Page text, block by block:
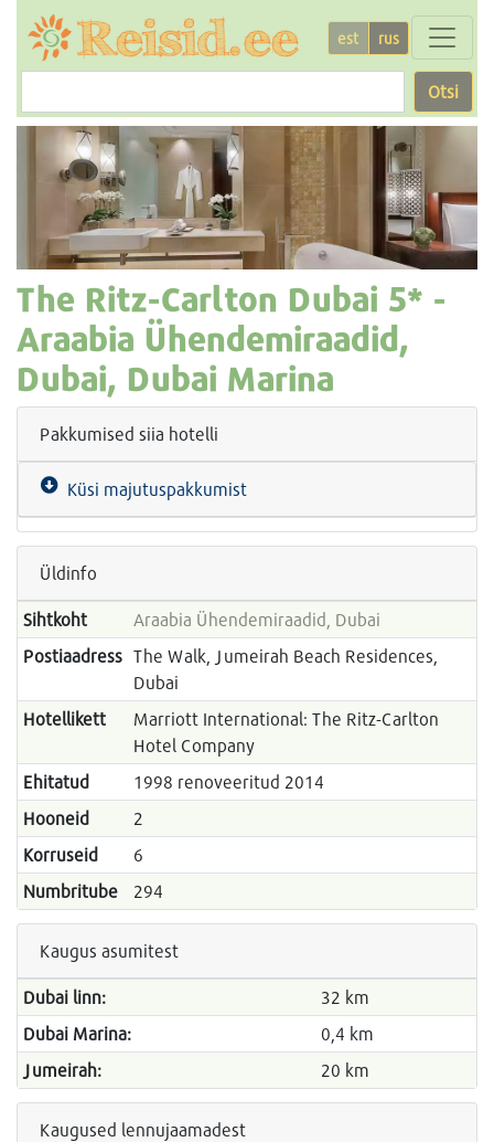
est rus
Otsi
The Ritz-Carlton Dubai 5* -
Araabia Ühendemiraadid,
Dubai, Dubai Marina
Pakkumised siia hotelli
Küsi majutuspakkumist
Üldinfo
Sihtkoht
Araabia Ühendemiraadid, Dubai
Postiaadress The Walk, Jumeirah Beach Residences,
Dubai
Hotellikett
Marriott International: The Ritz-Carlton
Hotel Company
Ehitatud
1998 renoveeritud 2014
Hooneid
2
Korruseid
6
Numbritube
294
Kaugus asumitest
Dubai linn:
32 km
Dubai Marina:
0,4 km
Jumeirah:
20 km
Kaugused lennujaamadest